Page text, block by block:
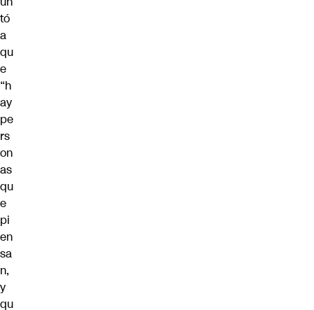
tó
a
qu
e
“h
ay
pe
rs
on
as
qu
e
pi
en
sa
n,
y
qu